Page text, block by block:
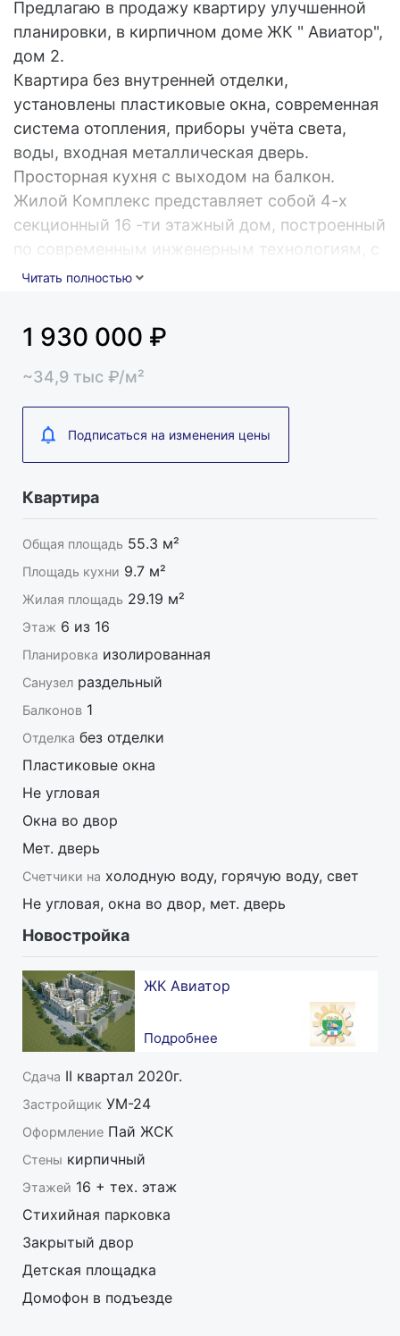
Предлагаю в продажу квартиру улучшенной
планировки, в кирпичном доме ЖК " Авиатор",
дом 2.
Квартира без внутренней отделки,
установлены пластиковые окна, современная
система отопления, приборы учёта света,
воды, входная металлическая дверь.
Просторная кухня с выходом на балкон.
Жилой Комплекс представляет собой 4-х
секционный 16 -ти этажный дом, построенный
по современным инженерным технологиям, с
техническим этажом и наружным фасадным
благоустройство двора с современной
детской площадкой, а так же парковочные
инфраструктуру, удобную транспортную
развязку. В шаговой доступности находятся
детские сады, школы, крупные сетевые
магазины, Торговые Центры, поликлиника,
почта.
На рынке недвижимости работаем с 2002 года.
Мы предлагаем:
Саратова;
- самые выгодные цены;
- полное юридическое сопровождение;
условиях;
Наши преимущества:
ваших сил, времени и денег;
- деятельность компании застрахована.
Читать полностью
1 930 000 ₽
~34,9 тыс ₽/м²
Подписаться на изменения цены
Квартира
Общая площадь 55.3 м²
Площадь кухни 9.7 м²
Жилая площадь 29.19 м²
Этаж 6 из 16
Планировка изолированная
Санузел раздельный
Балконов 1
Отделка без отделки
Пластиковые окна
Не угловая
Окна во двор
Мет. дверь
Счетчики на холодную воду, горячую воду, свет
Не угловая, окна во двор, мет. дверь
Новостройка
ЖК Авиатор
Подробнее
Сдача II квартал 2020г.
Застройщик УМ-24
Оформление Пай ЖСК
Стены кирпичный
Этажей 16 + тех. этаж
Стихийная парковка
Закрытый двор
Детская площадка
Домофон в подъезде